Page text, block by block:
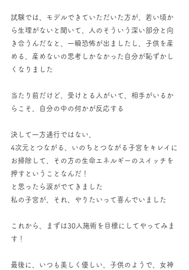
試験では、モデルできていただいた方が、若い頃か
ら生理がないと聞いて、人のそういう深い部分と向
き合うんだなと、一瞬恐怖が出ましたし、子供を産
める、産めないの思考しかなかった自分が恥ずかし
くなりました
当たり前だけど、受けとる人がいて、相手がいるか
らこそ、自分の中の何かが反応する
決して一方通行ではない、
4次元とつながる、いのちとつながる子宮をキレイに
お掃除して、その方の生命エネルギーのスイッチを
押すということなんだ！
と思ったら涙がでてきました
私の子宮が、それ、やりたいって喜んでいました
これから、まずは30人施術を目標にしてやってみま
す！
最後に、いつも美しく優しい、子供のようで、女神